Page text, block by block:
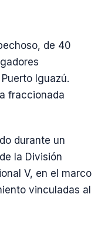
de 40
Iguazú.
fraccionada
durante un
la División
V, en el marco
vinculadas al